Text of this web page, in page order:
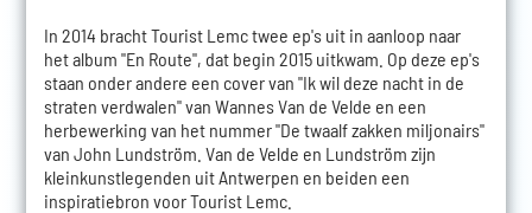
In 2014 bracht Tourist Lemc twee ep's uit in aanloop naar
het album "En Route", dat begin 2015 uitkwam. Op deze ep's
staan onder andere een cover van "Ik wil deze nacht in de
straten verdwalen" van Wannes Van de Velde en een
herbewerking van het nummer "De twaalf zakken miljonairs"
van John Lundström. Van de Velde en Lundström zijn
kleinkunstlegenden uit Antwerpen en beiden een
inspiratiebron voor Tourist Lemc.